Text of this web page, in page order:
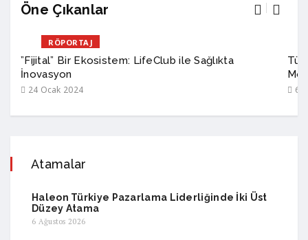
Öne Çıkanlar
RÖPORTAJ
”Fijital” Bir Ekosistem: LifeClub ile Sağlıkta
İnovasyon
24 Ocak 2024 6
Atamalar
Haleon Türkiye Pazarlama Liderliğinde İki Üst
Düzey Atama
6 Ağustos 2026